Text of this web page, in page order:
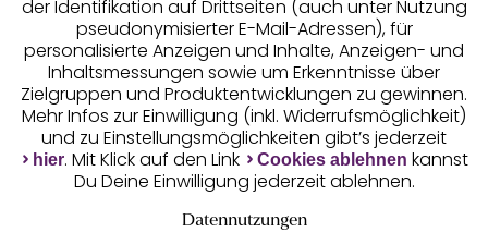
Geprüfte Sicherheit
Unsere Apps
der Identifikation auf Drittseiten (auch unter Nutzung
pseudonymisierter E-Mail-Adressen), für
personalisierte Anzeigen und Inhalte, Anzeigen- und
Inhaltsmessungen sowie um Erkenntnisse über
Zielgruppen und Produktentwicklungen zu gewinnen.
Mehr Infos zur Einwilligung (inkl. Widerrufsmöglichkeit)
und zu Einstellungsmöglichkeiten gibt’s jederzeit
hier. Mit Klick auf den Link Cookies ablehnen kannst
Du Deine Einwilligung jederzeit ablehnen.
Datennutzungen